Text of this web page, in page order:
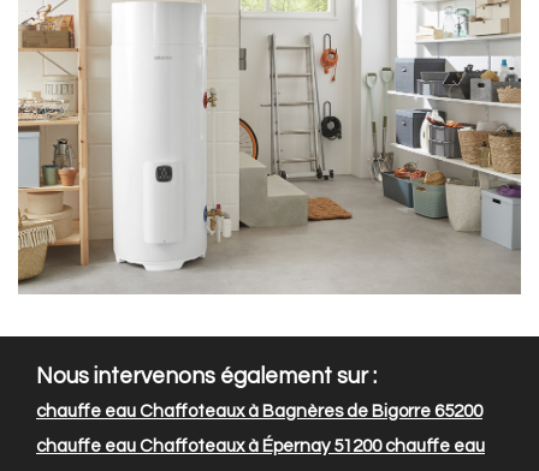
Nous intervenons également sur :
chauffe eau Chaffoteaux à Bagnères de Bigorre 65200
chauffe eau Chaffoteaux à Épernay 51200chauffe eau